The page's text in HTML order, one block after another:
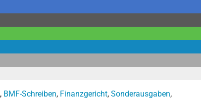
, BMF-Schreiben, Finanzgericht, Sonderausgaben,